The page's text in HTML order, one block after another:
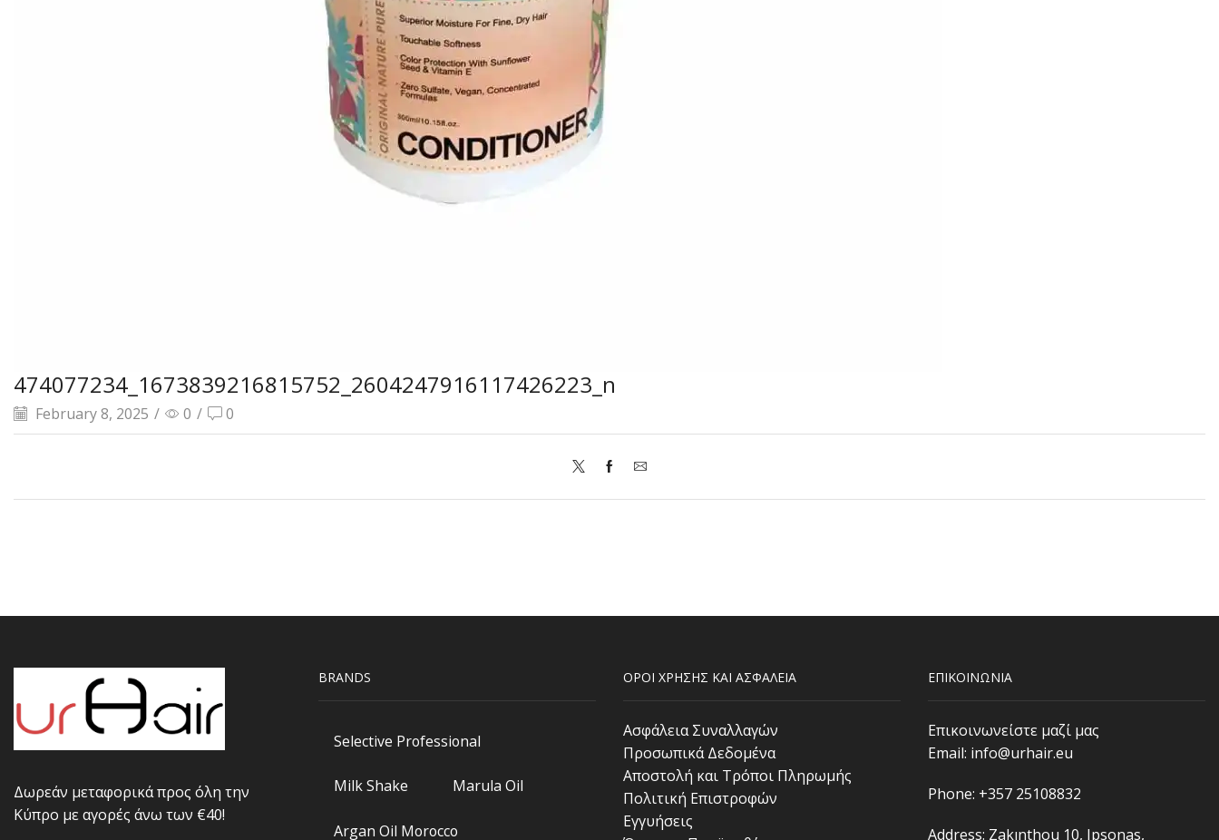
474077234_1673839216815752_2604247916117426223_n
February 8, 2025 / 0 / 0
Δωρεάν μεταφορικά προς όλη την
Κύπρο με αγορές άνω των €40!
BRANDS
Selective Professional
Milk Shake Marula Oil
Argan Oil Morocco
ΟΡΟΙ ΧΡΗΣΗΣ ΚΑΙ ΑΣΦΑΛΕΙΑ
Ασφάλεια Συναλλαγών
Προσωπικά Δεδομένα
Αποστολή και Τρόποι Πληρωμής
Πολιτική Επιστροφών
Εγγυήσεις
ΕΠΙΚΟΙΝΩΝΙΑ
Επικοινωνείστε μαζί μας
Email: info@urhair.eu
Phone: +357 25108832
Address: Zakınthou 10, Ipsonas,